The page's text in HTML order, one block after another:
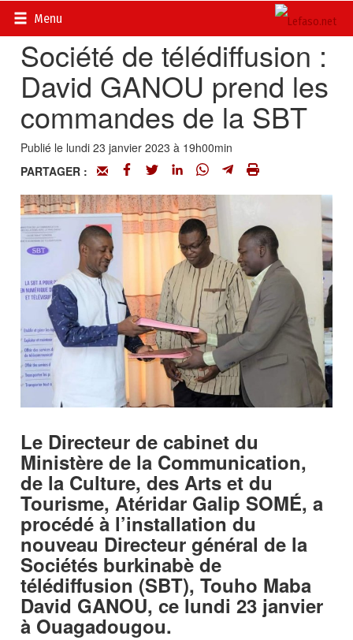
Menu
Accueil>
Société de télédiffusion :
David GANOU prend les
commandes de la SBT
Publié le lundi 23 janvier 2023 à 19h00min
PARTAGER :
Le Directeur de cabinet du
Ministère de la Communication,
de la Culture, des Arts et du
Tourisme, Atéridar Galip SOMÉ, a
procédé à l’installation du
nouveau Directeur général de la
Sociétés burkinabè de
télédiffusion (SBT), Touho Maba
David GANOU, ce lundi 23 janvier
à Ouagadougou.